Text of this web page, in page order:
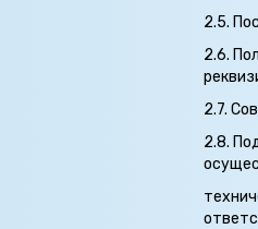
2.5.
2.6.
2.7.
2.8.